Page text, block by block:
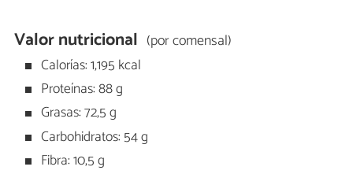
Valor nutricional (por comensal)
Calorías: 1,195 kcal
Proteínas: 88 g
Grasas: 72,5 g
Carbohidratos: 54 g
Fibra: 10,5 g